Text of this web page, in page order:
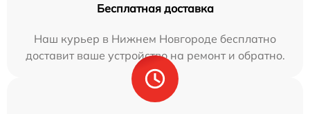
Бесплатная доставка
Наш курьер в Нижнем Новгороде бесплатно
доставит ваше устройство на ремонт и обратно.